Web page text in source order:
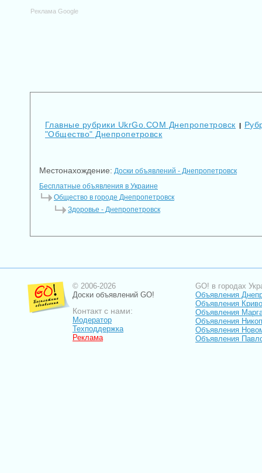
Реклама Google
Главные рубрики UkrGo.COM Днепропетровск
"Общество" Днепропетровск
Местонахождение: Доски объявлений - Днепропетровск
Бесплатные объявления в Украине
Общество в городе Днепропетровск
Здоровье - Днепропетровск
© 2006-2026
Доски объявлений GO!
Контакт с нами:
Модератор
Техподдержка
Реклама
GO! в городах
Объявления
Объявления
Объявления
Объявления
Объявления
Объявления